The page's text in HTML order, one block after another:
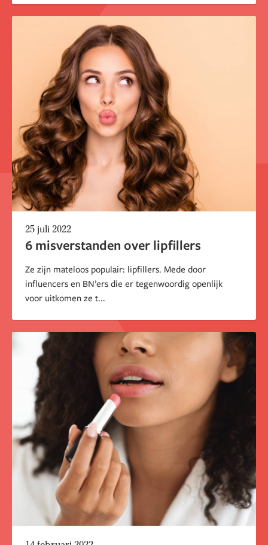
25 juli 2022
6 misverstanden over lipfillers
Ze zijn mateloos populair: lipfillers. Mede door
influencers en BN’ers die er tegenwoordig openlijk
voor uitkomen ze t...